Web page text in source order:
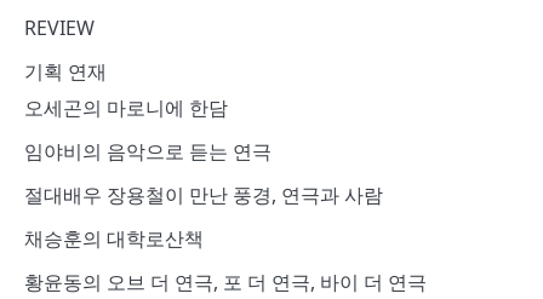
REVIEW
기획 연재
오세곤의 마로니에 한담
임야비의 음악으로 듣는 연극
절대배우 장용철이 만난 풍경, 연극과 사람
채승훈의 대학로산책
황윤동의 오브 더 연극, 포 더 연극, 바이 더 연극